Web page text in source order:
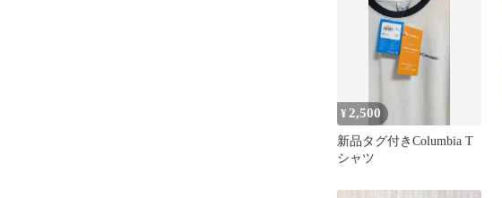
¥2,500
新品タグ付きColumbia T
シャツ